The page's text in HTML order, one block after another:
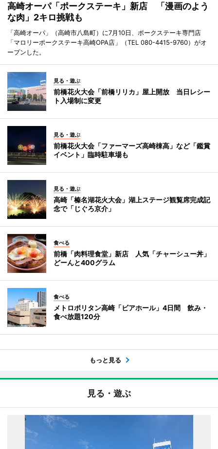
高崎オーパ「ポークステーキ」新店 「漫画のよう
な肉」2キロ挑戦も
「高崎オーパ」（高崎市八島町）に7月10日、ポークステーキ専門店
「マロリーポークステーキ高崎OPA店」（TEL 080-4415-9760）がオ
ープンした。
見る・遊ぶ
前橋花火大会「前橋リリカ」屋上開放 当日レシー
ト入場制に変更
見る・遊ぶ
前橋花火大会「ファーマーズ高崎棟高」など「鑑賞
イベント」臨時駐車場も
見る・遊ぶ
高崎「榛名湖花火大会」湖上ステージ観覧席完成記
念で「じぐろ京介」
食べる
前橋「肉料理食堂」新店 人気「チャーシュー丼」
どーんと400グラム
食べる
メトロポリタン高崎「ビアホール」4日間 飲み・
食べ放題120分
もっと見る
見る・遊ぶ